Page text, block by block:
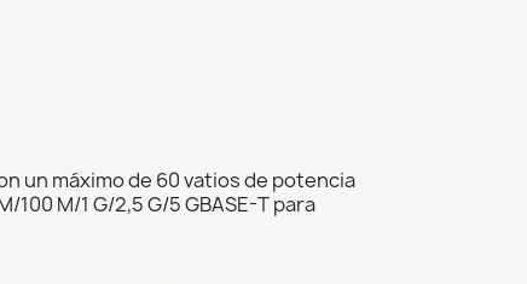
un máximo de 60 vatios de potencia
M/1 G/2,5 G/5 GBASE-T para